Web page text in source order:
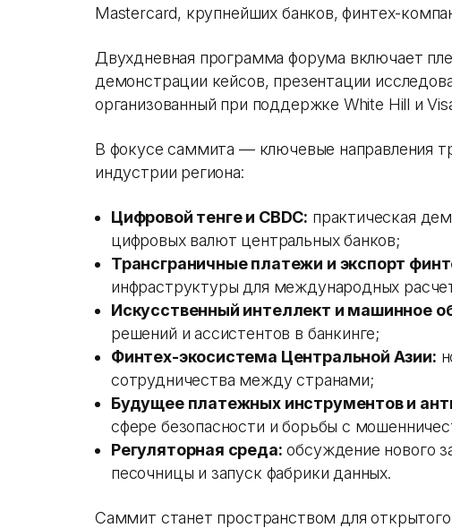
Mastercard, крупнейших банков, финтех-
Двухдневная программа форума включает
демонстрации кейсов, презентации
организованный при поддержке White Hill и
В фокусе саммита — ключевые направления
индустрии региона:
Цифровой тенге и CBDC: практическая
цифровых валют центральных банков;
Трансграничные платежи и экспорт
инфраструктуры для международных
Искусственный интеллект и машинное
решений и ассистентов в банкинге;
Финтех-экосистема Центральной Азии:
сотрудничества между странами;
Будущее платежных инструментов и
сфере безопасности и борьбы с
Регуляторная среда: обсуждение нового
песочницы и запуск фабрики данных.
Саммит станет пространством для открытого